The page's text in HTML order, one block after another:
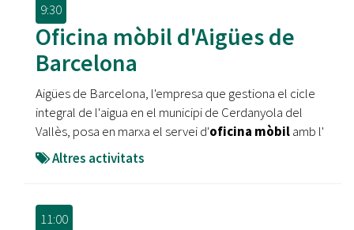
9:30
Oficina mòbil d'Aigües de
Barcelona
Aigües de Barcelona, l'empresa que gestiona el cicle
integral de l'aigua en el municipi de Cerdanyola del
Vallès, posa en marxa el servei d'oficina mòbilamb l'
Altres activitats
11:00